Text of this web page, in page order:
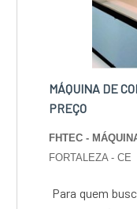
MÁQUINA DE
PREÇO
FHTEC -
FORTALEZA - CE
Para quem